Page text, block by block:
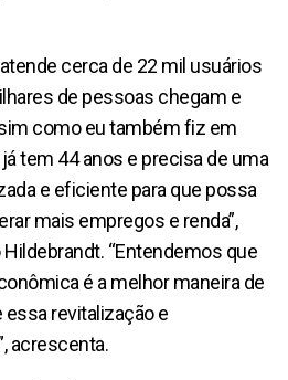
cerca de 22 mil usuários
de pessoas chegam e
como eu também fiz em
tem 44 anos e precisa de uma
e eficiente para que possa
mais empregos e renda”,
“Entendemos que
é a melhor maneira de
revitalização e
acrescenta.